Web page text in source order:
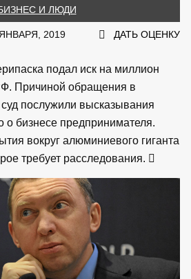
И ЛЮДИ
2019 ДАТЬ ОЦЕНКУ
подал иск на миллион
Причиной обращения в
послужили высказывания
о бизнесе предпринимателя.
вокруг алюминиевого гиганта
требует расследования.